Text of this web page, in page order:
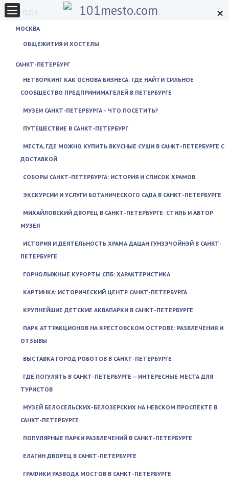
×
ГОРОДА
МОСКВА
ОБЩЕЖИТИЯ И ХОСТЕЛЫ
САНКТ-ПЕТЕРБУРГ
НЕТВОРКИНГ КАК ОСНОВА БИЗНЕСА: ГДЕ НАЙТИ СИЛЬНОЕ
СООБЩЕСТВО ПРЕДПРИНИМАТЕЛЕЙ В ПЕТЕРБУРГЕ
МУЗЕИ САНКТ-ПЕТЕРБУРГА – ЧТО ПОСЕТИТЬ?
ПУТЕШЕСТВИЕ В САНКТ-ПЕТЕРБУРГ
МЕСТА, ГДЕ МОЖНО КУПИТЬ ВКУСНЫЕ СУШИ В САНКТ-ПЕТЕРБУРГЕ С
ДОСТАВКОЙ
СОБОРЫ САНКТ-ПЕТЕРБУРГА: ИСТОРИЯ И СПИСОК ХРАМОВ
ЭКСКУРСИИ И УСЛУГИ БОТАНИЧЕСКОГО САДА В САНКТ-ПЕТЕРБУРГЕ
МИХАЙЛОВСКИЙ ДВОРЕЦ В САНКТ-ПЕТЕРБУРГЕ: СТИЛЬ И АВТОР
МУЗЕЯ
ИСТОРИЯ И ДЕЯТЕЛЬНОСТЬ ХРАМА ДАЦАН ГУНЗЭЧОЙНЭЙ В САНКТ-
ПЕТЕРБУРГЕ
ГОРНОЛЫЖНЫЕ КУРОРТЫ СПБ: ХАРАКТЕРИСТИКА
КАРТИНКА: ИСТОРИЧЕСКИЙ ЦЕНТР САНКТ-ПЕТЕРБУРГА
КРУПНЕЙШИЕ ДЕТСКИЕ АКВАПАРКИ В САНКТ-ПЕТЕРБУРГЕ
ПАРК АТТРАКЦИОНОВ НА КРЕСТОВСКОМ ОСТРОВЕ: РАЗВЛЕЧЕНИЯ И
ОТЗЫВЫ
ВЫСТАВКА ГОРОД РОБОТОВ В САНКТ-ПЕТЕРБУРГЕ
ГДЕ ПОГУЛЯТЬ В САНКТ-ПЕТЕРБУРГЕ — ИНТЕРЕСНЫЕ МЕСТА ДЛЯ
ТУРИСТОВ
МУЗЕЙ БЕЛОСЕЛЬСКИХ-БЕЛОЗЕРСКИХ НА НЕВСКОМ ПРОСПЕКТЕ В
САНКТ-ПЕТЕРБУРГЕ
ПОПУЛЯРНЫЕ ПАРКИ РАЗВЛЕЧЕНИЙ В САНКТ-ПЕТЕРБУРГЕ
ЕЛАГИН ДВОРЕЦ В САНКТ-ПЕТЕРБУРГЕ
ГРАФИКИ РАЗВОДА МОСТОВ В САНКТ-ПЕТЕРБУРГЕ